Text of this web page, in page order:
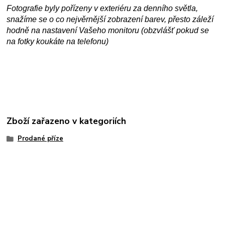
Fotografie byly pořízeny v exteriéru za denního světla,
snažíme se o co nejvěrnější zobrazení barev, přesto záleží
hodně na nastavení Vašeho monitoru (obzvlášť pokud se
na fotky koukáte na telefonu)
Zboží zařazeno v kategoriích
Prodané příze